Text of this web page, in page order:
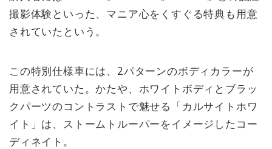
撮影体験といった、マニア心をくすぐる特典も用意
されていたという。
この特別仕様車には、2パターンのボディカラーが
用意されていた。かたや、ホワイトボディとブラッ
クパーツのコントラストで魅せる「カルサイトホワ
イト」は、ストームトルーパーをイメージしたコー
ディネイト。